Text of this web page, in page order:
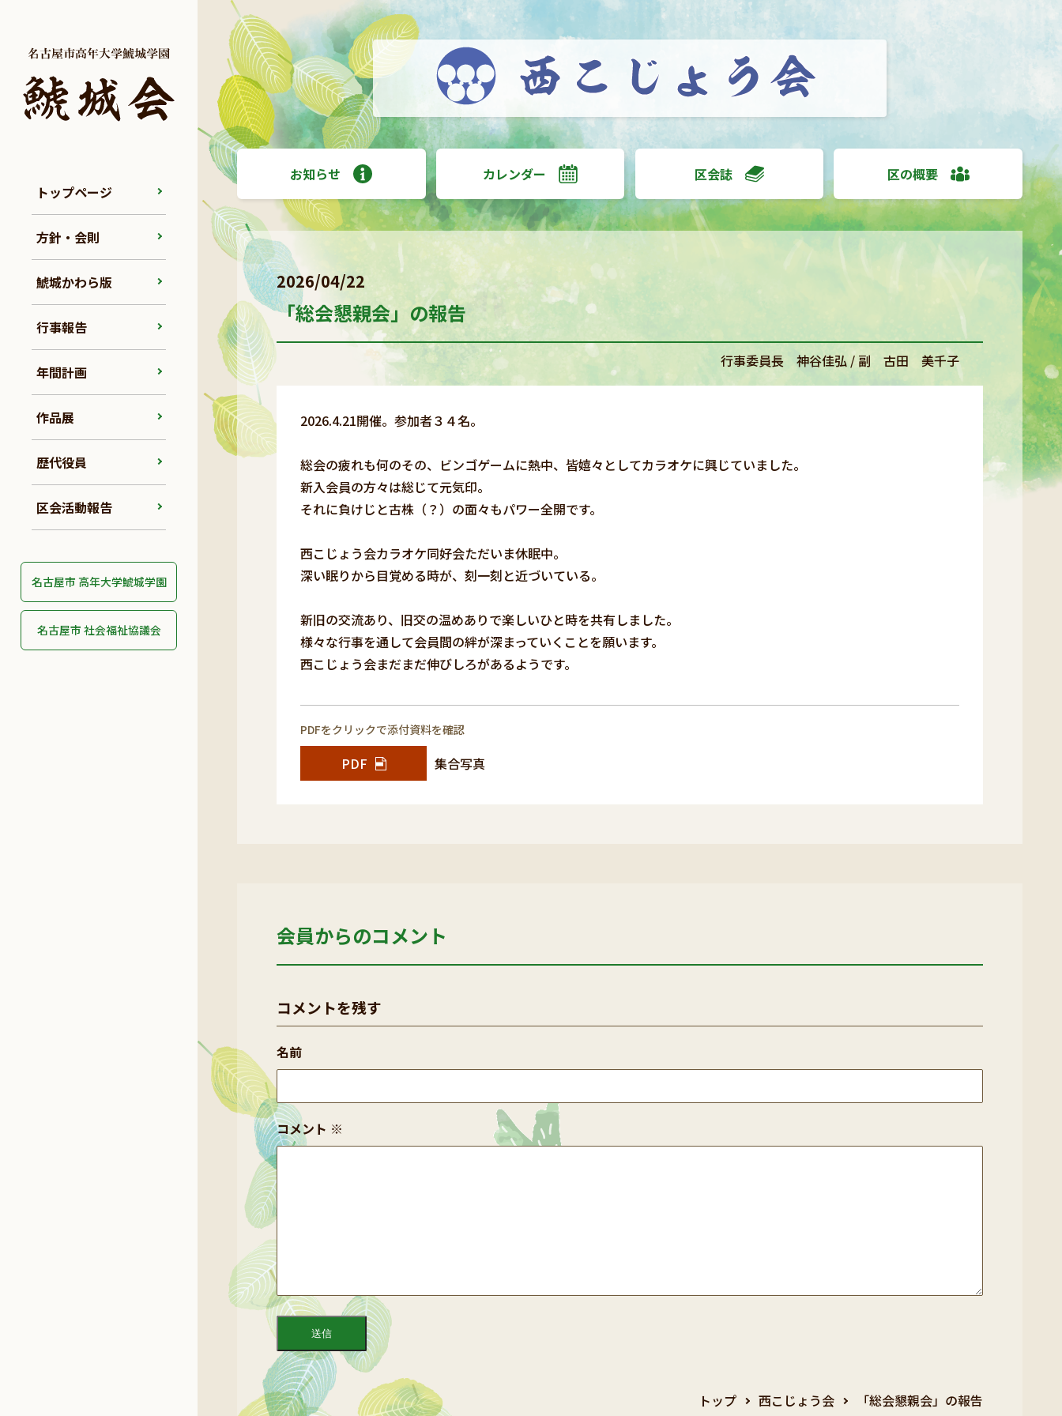
トップページ
方針・会則
鯱城かわら版
行事報告
年間計画
作品展
歴代役員
区会活動報告
名古屋市 高年大学鯱城学園
名古屋市 社会福祉協議会
お知らせ カレンダー 区会誌 区の概要
2026/04/22
「総会懇親会」の報告
行事委員長 神谷佳弘 / 副 古田 美千子
2026.4.21開催。参加者３４名。
総会の疲れも何のその、ビンゴゲームに熱中、皆嬉々としてカラオケに興じていました。
新入会員の方々は総じて元気印。
それに負けじと古株（？）の面々もパワー全開です。
西こじょう会カラオケ同好会ただいま休眠中。
深い眠りから目覚める時が、刻一刻と近づいている。
新旧の交流あり、旧交の温めありで楽しいひと時を共有しました。
様々な行事を通して会員間の絆が深まっていくことを願います。
西こじょう会まだまだ伸びしろがあるようです。
PDFをクリックで添付資料を確認
PDF 集合写真
会員からのコメント
コメントを残す
コメント ※
名前
トップ 西こじょう会 「総会懇親会」の報告